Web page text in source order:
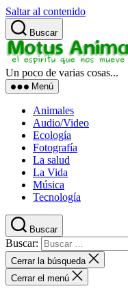
Saltar al contenido
Buscar
Un poco de varias cosas...
Menú
Animales
Audio/Video
Ecología
Fotografía
La salud
La Vida
Música
Tecnología
Buscar
Buscar:
Cerrar la búsqueda
Cerrar el menú